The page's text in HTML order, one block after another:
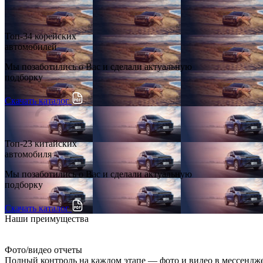
Топ-34 корейских
автомобилей
Мы позаботились о Вас и сделали актуальную
подборку
Скачать каталог
Топ-23 китайских
автомобиля
Мы позаботились о Вас и сделали актуальную
подборку
Скачать каталог
Наши преимущества
Фото/видео отчеты
Полный контроль на каждом этапе — фото и видео в